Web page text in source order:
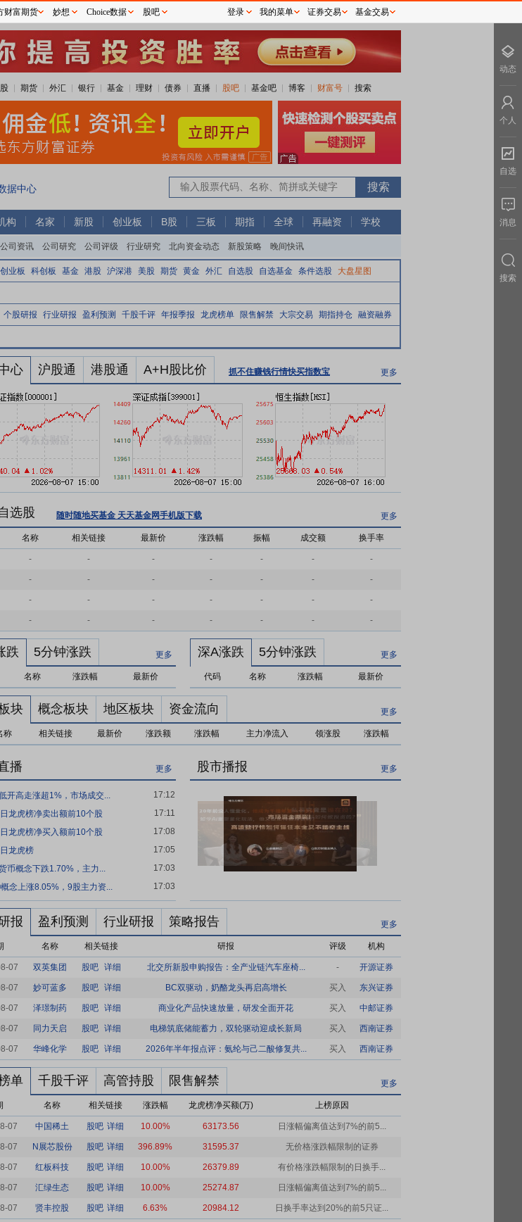
期货 外汇 银行 基金 理财 债券 直播 股吧 基金吧 博客 财富号 搜索
据中心
构 名家 新股 创业板 B股 三板 期指 全球 再融资 学校
公司资讯 公司研究 公司评级 行业研究 北向资金动态 新股策略 晚间快讯
创业板 科创板 基金 港股 沪深港 美股 期货 黄金 外汇 自选股 自选基金 条件选股 大盘星图
个股研报 行业研报 盈利预测 千股千评 年报季报 龙虎榜单 限售解禁 大宗交易 期指持仓 融资融券
心 沪股通 港股通 A+H股比价 抓不住赚钱行情快买指数宝 更多
选股 随时随地买基金 天天基金网手机版下载 更多
名称 相关链接 最新价 涨跌幅 振幅 成交额 换手率
- - - - - - -
- - - - - - -
- - - - - - -
- - - - - - -
跌 5分钟涨跌 更多
名称 涨跌幅 最新价
深A涨跌 5分钟涨跌 更多
代码 名称 涨跌幅 最新价
块 概念板块 地区板块 资金流向 更多
称 相关链接 最新价 涨跌额 涨跌幅 主力净流入 领涨股 涨跌幅
播 更多
17:12
开高走涨超1%，市场成交...
17:11
龙虎榜净卖出额前10个股
17:08
龙虎榜净买入额前10个股
17:05
龙虎榜
17:03
币概念下跌1.70%，主力...
17:03
念上涨8.05%，9股主力资...
股市播报 更多
住本金又不踏空主线
报 盈利预测 行业研报 策略报告 更多
名称 相关链接 研报 评级 机构
07 双英集团 股吧 详细 北交所新股申购报告：全产业链汽车座椅... - 开源证券
07 妙可蓝多 股吧 详细 BC双驱动，奶酪龙头再启高增长 买入 东兴证券
07 泽璟制药 股吧 详细 商业化产品快速放量，研发全面开花 买入 中邮证券
07 同力天启 股吧 详细 电梯筑底储能蓄力，双轮驱动迎成长新局 买入 西南证券
07 华峰化学 股吧 详细 2026年半年报点评：氨纶与己二酸修复共... 买入 西南证券
单 千股千评 高管持股 限售解禁 更多
名称 相关链接 涨跌幅 龙虎榜净买额(万) 上榜原因
07 中国稀土 股吧 详细 10.00% 63173.56 日涨幅偏离值达到7%的前5...
07 N展芯股份 股吧 详细 396.89% 31595.37 无价格涨跌幅限制的证券
07 红板科技 股吧 详细 10.00% 26379.89 有价格涨跌幅限制的日换手...
07 汇绿生态 股吧 详细 10.00% 25274.87 日涨幅偏离值达到7%的前5...
07 贤丰控股 股吧 详细 6.63% 20984.12 日换手率达到20%的前5只证...
财富期货 妙想 Choice数据 股吧 登录 我的菜单 证券交易 基金交易
动态
个人
自选
消息
搜索